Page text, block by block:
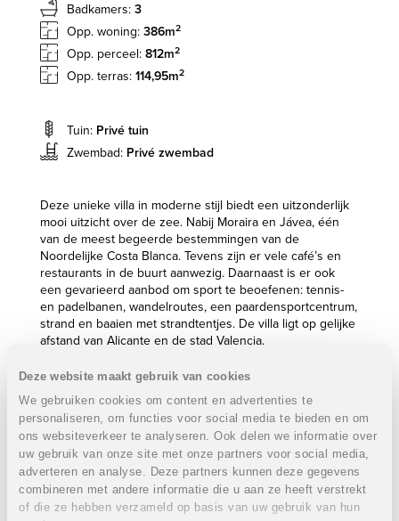
Deze website maakt gebruik van cookies
We gebruiken cookies om content en advertenties te
personaliseren, om functies voor social media te bieden en om
ons websiteverkeer te analyseren. Ook delen we informatie over
uw gebruik van onze site met onze partners voor social media,
adverteren en analyse. Deze partners kunnen deze gegevens
combineren met andere informatie die u aan ze heeft verstrekt
of die ze hebben verzameld op basis van uw gebruik van hun
Badkamers: 3
Opp. woning: 386m2
Opp. perceel: 812m2
Opp. terras: 114,95m2
Tuin: Privé tuin
Zwembad: Privé zwembad
Deze unieke villa in moderne stijl biedt een uitzonderlijk
mooi uitzicht over de zee. Nabij Moraira en Jávea, één
van de meest begeerde bestemmingen van de
Noordelijke Costa Blanca. Tevens zijn er vele café’s en
restaurants in de buurt aanwezig. Daarnaast is er ook
een gevarieerd aanbod om sport te beoefenen: tennis-
en padelbanen, wandelroutes, een paardensportcentrum,
strand en baaien met strandtentjes. De villa ligt op gelijke
afstand van Alicante en de stad Valencia.
De villa beschikt over vier slaapkamers, drie badkamer,
een ruime woonkamer, eetkamer en keuken die omgeven
zijn door grote ramen waardoor u het contact met buiten
nooit verliest.
Villa: VERKOCHT
4 Slaapkamers
3 Badkamers
Bebouwde oppervlakte: 386 m²